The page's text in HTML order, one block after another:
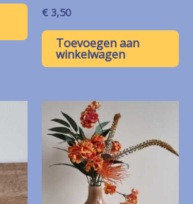
€ 3,50
Toevoegen aan
winkelwagen